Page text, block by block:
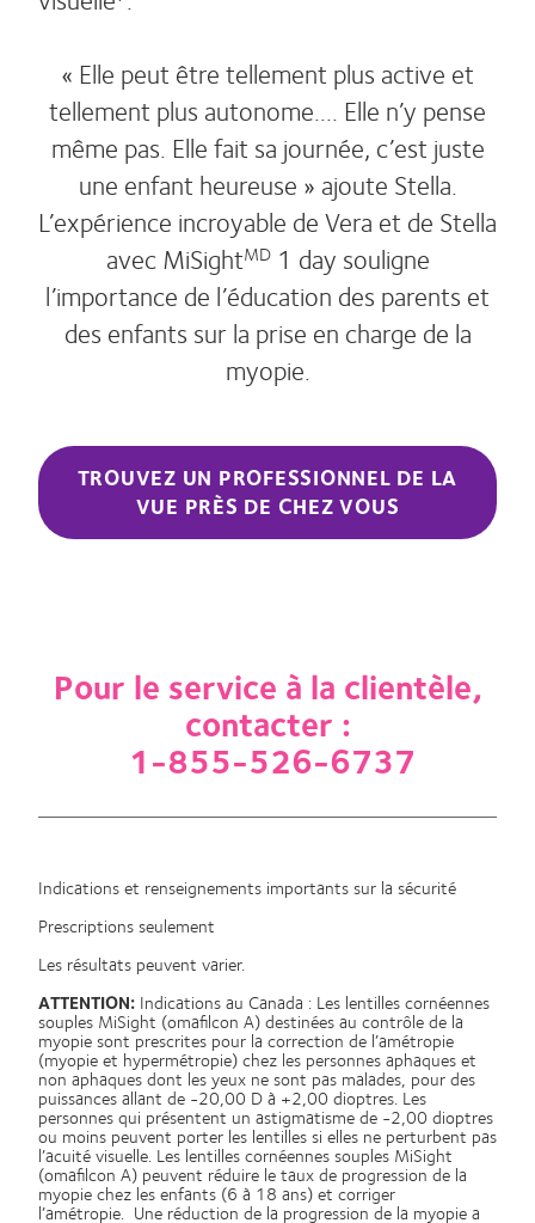
« Elle peut être tellement plus active et
tellement plus autonome.... Elle n’y pense
même pas. Elle fait sa journée, c’est juste
une enfant heureuse » ajoute Stella.
L’expérience incroyable de Vera et de Stella
avec MiSightMD1 day souligne
l’importance de l’éducation des parents et
des enfants sur la prise en charge de la
myopie.
TROUVEZ UN PROFESSIONNEL DE LA
VUE PRÈS DE CHEZ VOUS
Pour le service à la clientèle,
contacter :
1-855-526-6737
Indications et renseignements importants sur la sécurité
Prescriptions seulement
Les résultats peuvent varier.
ATTENTION: Indications au Canada : Les lentilles cornéennes
souples MiSight (omafilcon A) destinées au contrôle de la
myopie sont prescrites pour la correction de l’amétropie
(myopie et hypermétropie) chez les personnes aphaques et
non aphaques dont les yeux ne sont pas malades, pour des
puissances allant de -20,00 D à +2,00 dioptres. Les
personnes qui présentent un astigmatisme de -2,00 dioptres
ou moins peuvent porter les lentilles si elles ne perturbent pas
l’acuité visuelle. Les lentilles cornéennes souples MiSight
(omafilcon A) peuvent réduire le taux de progression de la
myopie chez les enfants (6 à 18 ans) et corriger
l’amétropie. Une réduction de la progression de la myopie a